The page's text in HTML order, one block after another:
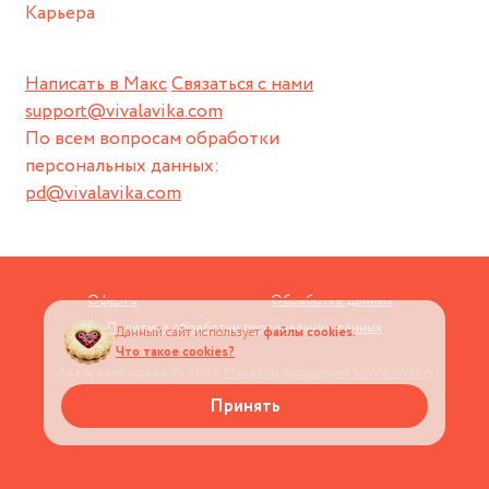
Написать в МаксСвязаться с нами
support@vivalavika.com
По всем вопросам обработки
персональных данных:
pd@vivalavika.com
Карьера
Оферта
Обработка данных
Политика обработки персональных данных
Данный сайт используетфайлы cookies.
Что такое cookies?
Принять